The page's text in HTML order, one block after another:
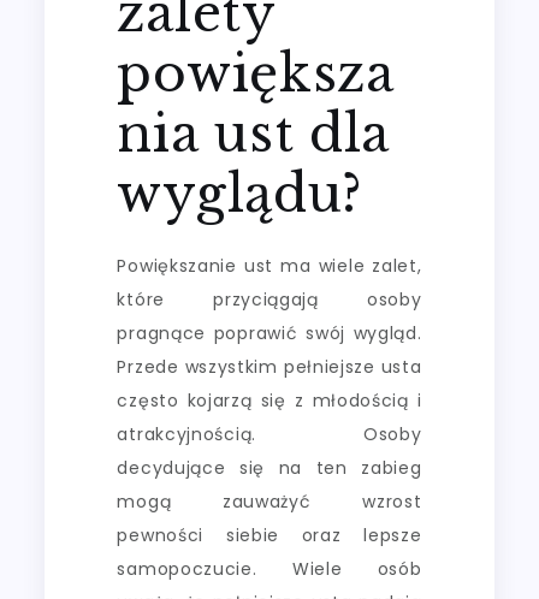
zalety
powiększa
nia ust dla
wyglądu?
Powiększanie ust ma wiele zalet,
które przyciągają osoby
pragnące poprawić swój wygląd.
Przede wszystkim pełniejsze usta
często kojarzą się z młodością i
atrakcyjnością. Osoby
decydujące się na ten zabieg
mogą zauważyć wzrost
pewności siebie oraz lepsze
samopoczucie. Wiele osób